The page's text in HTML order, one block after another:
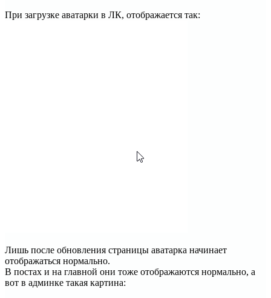
При загрузке аватарки в ЛК, отображается так:
Лишь после обновления страницы аватарка начинает
отображаться нормально.
В постах и на главной они тоже отображаются нормально, а
вот в админке такая картина: